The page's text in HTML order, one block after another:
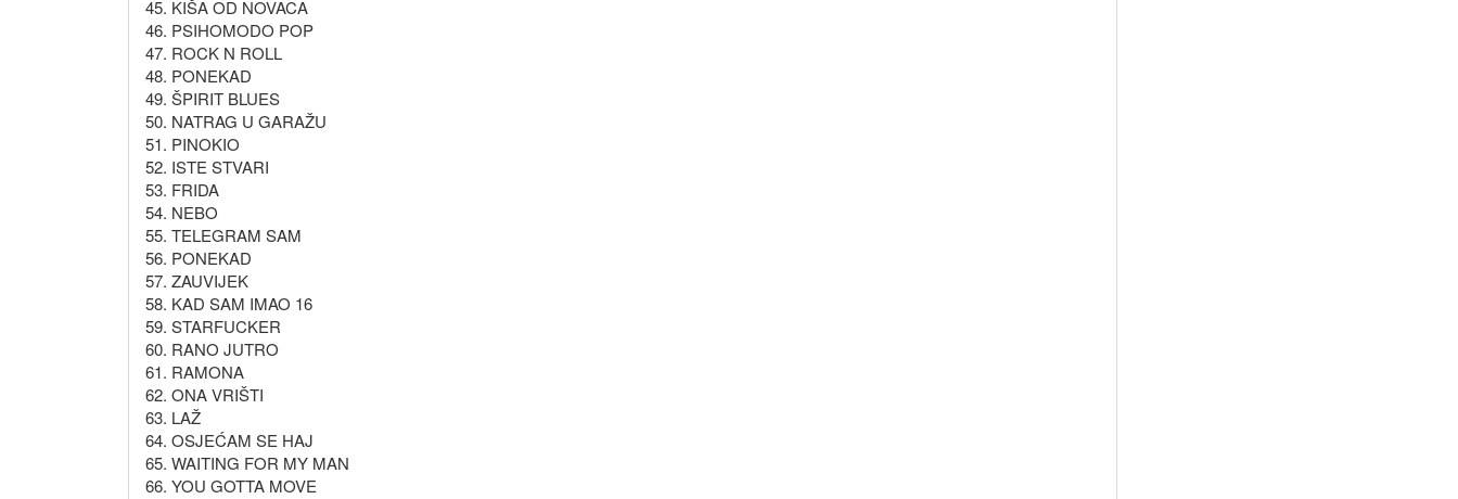
45. KIŠA OD NOVACA
46. PSIHOMODO POP
47. ROCK N ROLL
48. PONEKAD
49. ŠPIRIT BLUES
50. NATRAG U GARAŽU
51. PINOKIO
52. ISTE STVARI
53. FRIDA
54. NEBO
55. TELEGRAM SAM
56. PONEKAD
57. ZAUVIJEK
58. KAD SAM IMAO 16
59. STARFUCKER
60. RANO JUTRO
61. RAMONA
62. ONA VRIŠTI
63. LAŽ
64. OSJEĆAM SE HAJ
65. WAITING FOR MY MAN
66. YOU GOTTA MOVE